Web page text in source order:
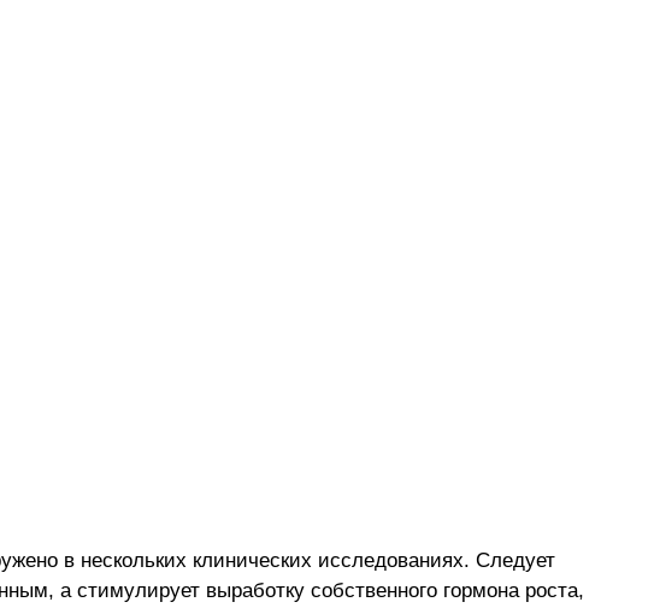
в нескольких клинических исследованиях. Следует
а стимулирует выработку собственного гормона роста,